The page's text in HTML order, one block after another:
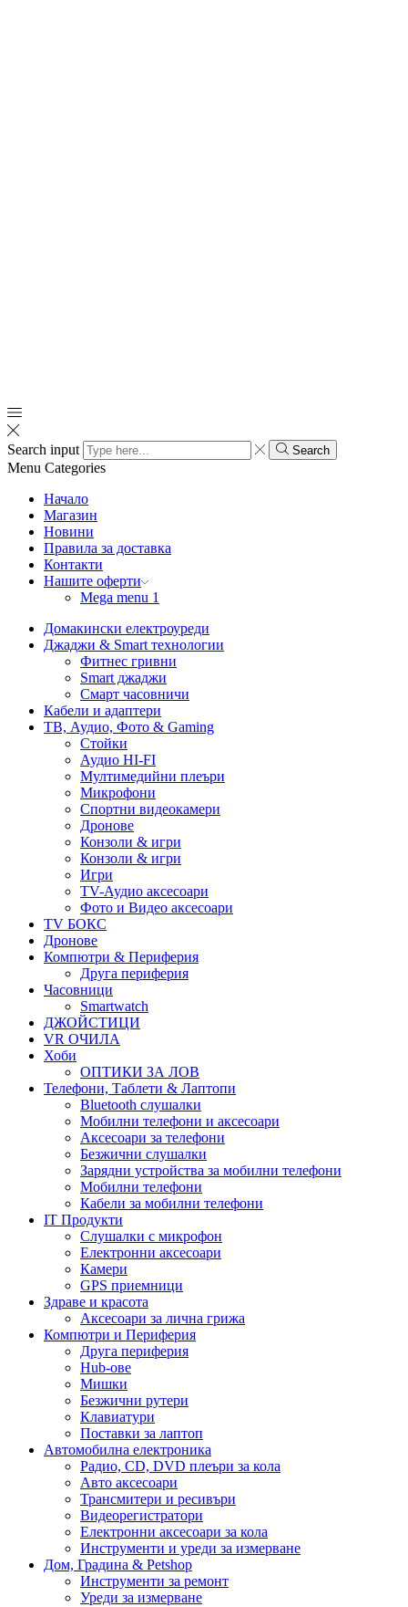
Search input Search
Menu Categories
Начало
Магазин
Новини
Правила за доставка
Контакти
Нашите оферти
Mega menu 1
Домакински електроуреди
Джаджи & Smart технологии
Фитнес гривни
Smart джаджи
Смарт часовничи
Кабели и адаптери
ТВ, Аудио, Фото & Gaming
Стойки
Аудио HI-FI
Мултимедийни плеъри
Микрофони
Спортни видеокамери
Дронове
Конзоли & игри
Конзоли & игри
Игри
TV-Аудио аксесоари
Фото и Видео аксесоари
TV БОКС
Дронове
Компютри & Периферия
Друга периферия
Часовници
Smartwatch
ДЖОЙСТИЦИ
VR ОЧИЛА
Хоби
ОПТИКИ ЗА ЛОВ
Телефони, Таблети & Лаптопи
Bluetooth слушалки
Мобилни телефони и аксесоари
Аксесоари за телефони
Безжични слушалки
Зарядни устройства за мобилни телефони
Мобилни телефони
Кабели за мобилни телефони
IT Продукти
Слушалки с микрофон
Електронни аксесоари
Камери
GPS приемници
Здраве и красота
Аксесоари за лична грижа
Компютри и Периферия
Друга периферия
Hub-ове
Мишки
Безжични рутери
Клавиатури
Поставки за лаптоп
Автомобилна електроника
Радио, CD, DVD плеъри за кола
Авто аксесоари
Трансмитери и ресивъри
Видеорегистратори
Електронни аксесоари за кола
Инструменти и уреди за измерване
Дом, Градина & Petshop
Инструменти за ремонт
Уреди за измерване